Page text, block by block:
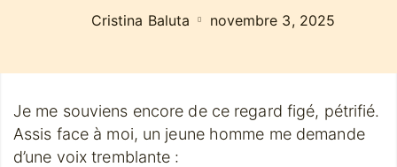
Cristina Baluta novembre 3, 2025
Je me souviens encore de ce regard figé, pétrifié.
Assis face à moi, un jeune homme me demande
d’une voix tremblante :